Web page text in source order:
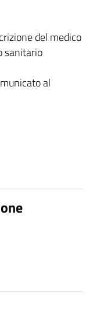
del medico
sanitario
al